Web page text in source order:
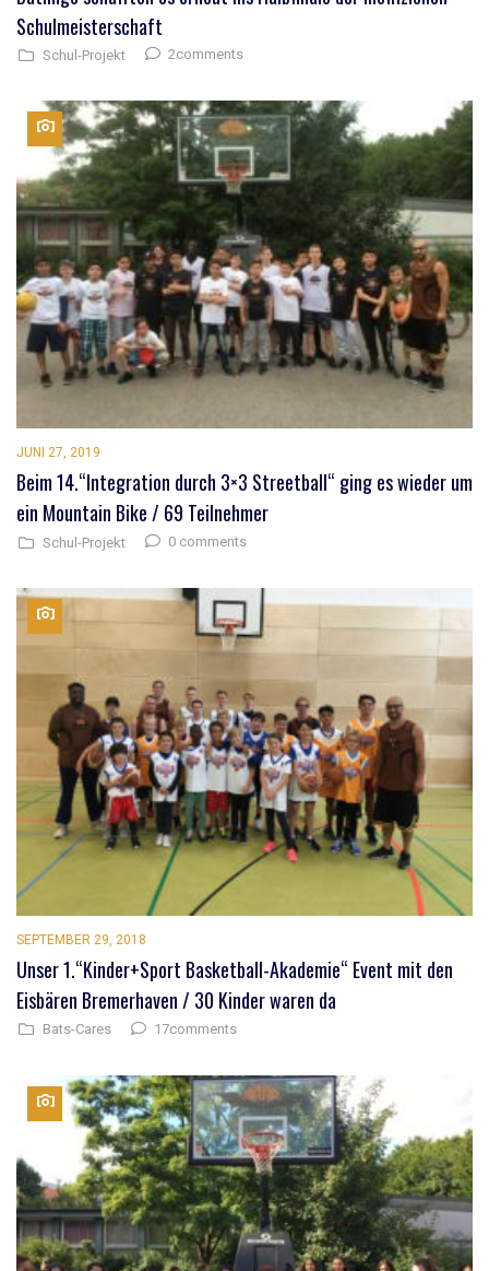
Schulmeisterschaft
Schul-Projekt 2comments
JUNI 27, 2019
Beim 14.“Integration durch 3×3 Streetball“ ging es wieder um
ein Mountain Bike / 69 Teilnehmer
Schul-Projekt 0 comments
SEPTEMBER 29, 2018
Unser 1.“Kinder+Sport Basketball-Akademie“ Event mit den
Eisbären Bremerhaven / 30 Kinder waren da
Bats-Cares 17comments